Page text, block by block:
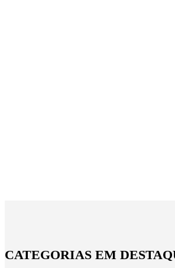
CATEGORIAS EM